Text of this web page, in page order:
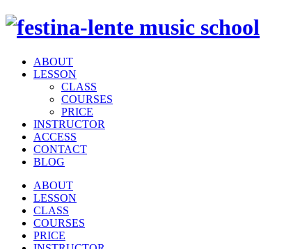
ABOUT
LESSON
CLASS
COURSES
PRICE
INSTRUCTOR
ACCESS
CONTACT
BLOG
ABOUT
LESSON
CLASS
COURSES
PRICE